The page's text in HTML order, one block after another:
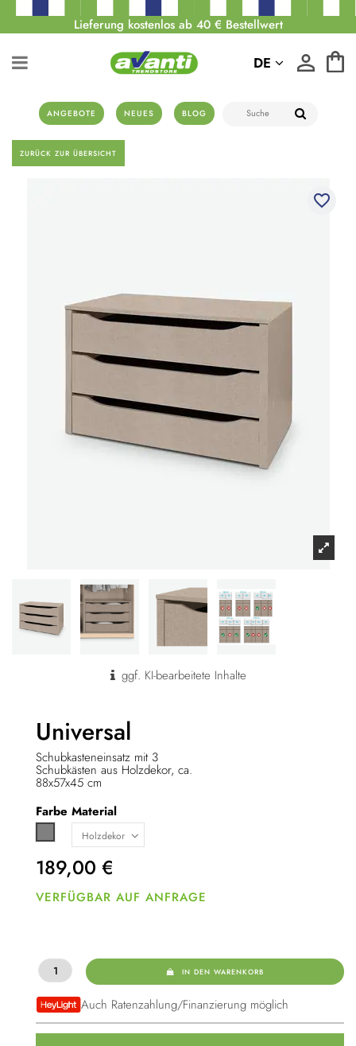
Lieferung kostenlos ab 40 € Bestellwert
ANGEBOTE NEUES BLOG
DE
ZURÜCK ZUR ÜBERSICHT
favorite_border
ggf. KI-bearbeitete Inhalte
Universal
Schubkasteneinsatz mit 3
Schubkästen aus Holzdekor, ca.
88x57x45 cm
Farbe Material
189,00 €
VERFÜGBAR AUF ANFRAGE
IN DEN WARENKORB
Auch Ratenzahlung/Finanzierung möglich